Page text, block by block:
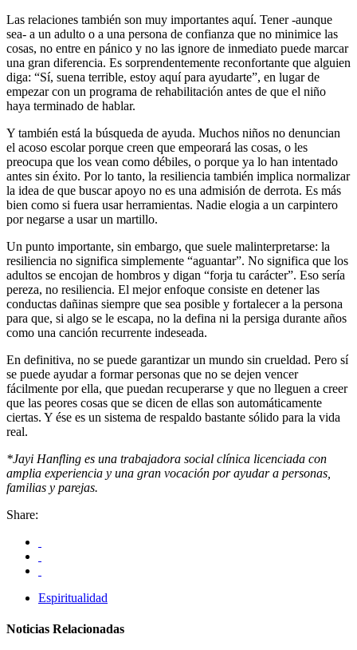
Las relaciones también son muy importantes aquí. Tener -aunque
sea- a un adulto o a una persona de confianza que no minimice las
cosas, no entre en pánico y no las ignore de inmediato puede marcar
una gran diferencia. Es sorprendentemente reconfortante que alguien
diga: “Sí, suena terrible, estoy aquí para ayudarte”, en lugar de
empezar con un programa de rehabilitación antes de que el niño
haya terminado de hablar.
Y también está la búsqueda de ayuda. Muchos niños no denuncian
el acoso escolar porque creen que empeorará las cosas, o les
preocupa que los vean como débiles, o porque ya lo han intentado
antes sin éxito. Por lo tanto, la resiliencia también implica normalizar
la idea de que buscar apoyo no es una admisión de derrota. Es más
bien como si fuera usar herramientas. Nadie elogia a un carpintero
por negarse a usar un martillo.
Un punto importante, sin embargo, que suele malinterpretarse: la
resiliencia no significa simplemente “aguantar”. No significa que los
adultos se encojan de hombros y digan “forja tu carácter”. Eso sería
pereza, no resiliencia. El mejor enfoque consiste en detener las
conductas dañinas siempre que sea posible y fortalecer a la persona
para que, si algo se le escapa, no la defina ni la persiga durante años
como una canción recurrente indeseada.
En definitiva, no se puede garantizar un mundo sin crueldad. Pero sí
se puede ayudar a formar personas que no se dejen vencer
fácilmente por ella, que puedan recuperarse y que no lleguen a creer
que las peores cosas que se dicen de ellas son automáticamente
ciertas. Y ése es un sistema de respaldo bastante sólido para la vida
real.
*Jayi Hanfling es una trabajadora social clínica licenciada con
amplia experiencia y una gran vocación por ayudar a personas,
familias y parejas.
Share:
Espiritualidad
Noticias Relacionadas